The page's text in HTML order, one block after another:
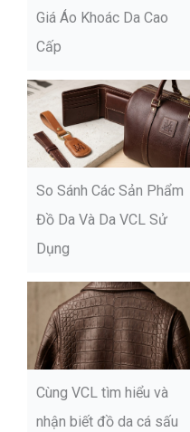
Giá Áo Khoác Da Cao
Cấp
So Sánh Các Sản Phẩm
Đồ Da Và Da VCL Sử
Dụng
Cùng VCL tìm hiểu và
nhận biết đồ da cá sấu